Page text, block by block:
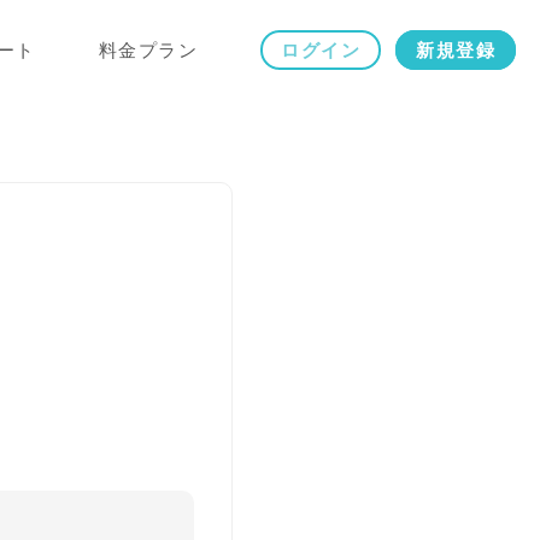
ト 料金プラン ログイン 新規登録